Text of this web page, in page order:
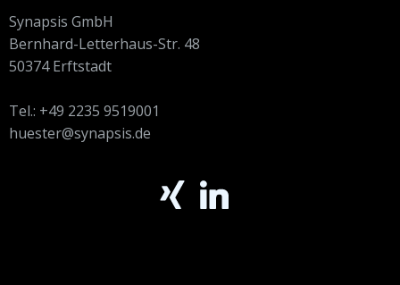
Synapsis GmbH
Bernhard-Letterhaus-Str. 48
50374 Erftstadt
Tel.: +49 2235 9519001
huester@synapsis.de